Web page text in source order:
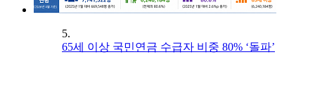
5.
65세 이상 국민연금 수급자 비중 80% ‘돌파’